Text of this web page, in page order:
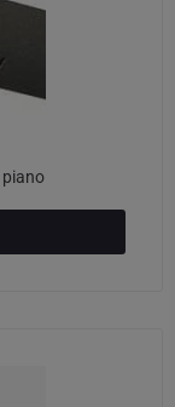
piano